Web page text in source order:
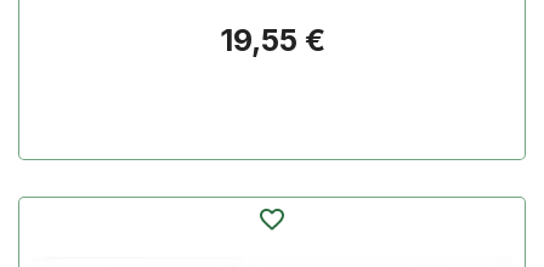
Prezzo
19,55 €